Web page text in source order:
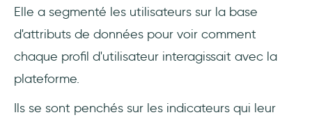
Elle a segmenté les utilisateurs sur la base
d'attributs de données pour voir comment
chaque profil d'utilisateur interagissait avec la
plateforme.
Ils se sont penchés sur les indicateurs qui leur